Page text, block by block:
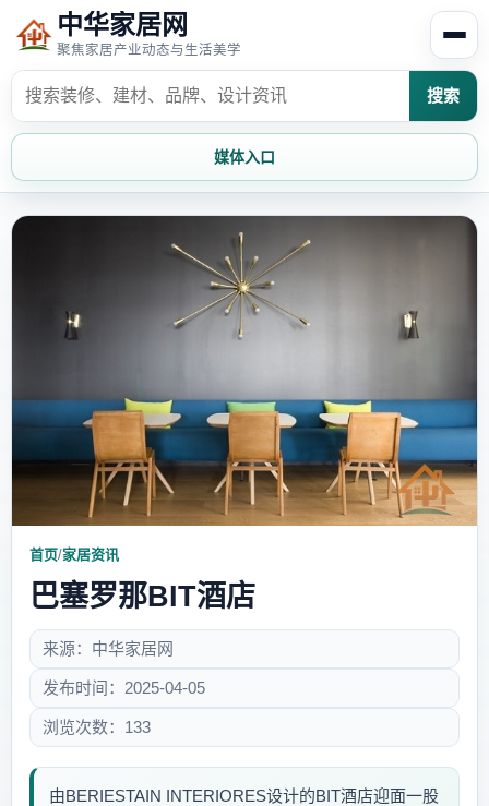
中华家居网
聚焦家居产业动态与生活美学
搜索
媒体入口
家居欣赏
家具知识 家居文化
家装攻略 创意家居
首页/家居资讯
巴塞罗那BIT酒店
来源：中华家居网
发布时间：2025-04-05
浏览次数：133
由BERIESTAIN INTERIORES设计的BIT酒店迎面一股